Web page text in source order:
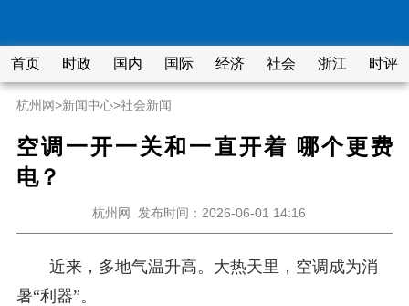
首页 时政 国内 国际 经济 社会 浙江 时评
杭州网>新闻中心>社会新闻
空调一开一关和一直开着 哪个更费
电？
杭州网 发布时间：2026-06-01 14:16
近来，多地气温升高。大热天里，空调成为消
暑“利器”。